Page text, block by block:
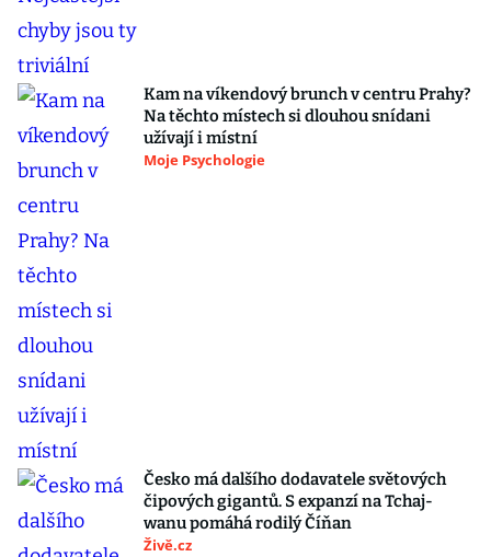
Kam na víkendový brunch v centru Prahy?
Na těchto místech si dlouhou snídani
užívají i místní
Moje Psychologie
Česko má dalšího dodavatele světových
čipových gigantů. S expanzí na Tchaj-
wanu pomáhá rodilý Číňan
Živě.cz